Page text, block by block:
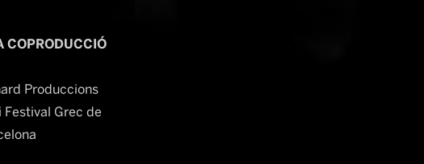
COPRODUCCIÓ
Produccions
Festival Grec de